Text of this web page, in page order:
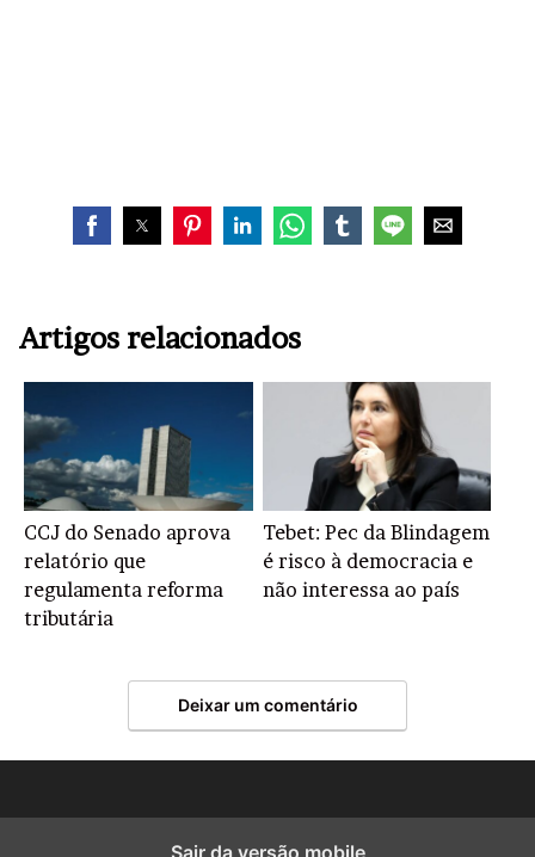
Artigos relacionados
CCJ do Senado aprova
relatório que
regulamenta reforma
tributária
Tebet: Pec da Blindagem
é risco à democracia e
não interessa ao país
Deixar um comentário